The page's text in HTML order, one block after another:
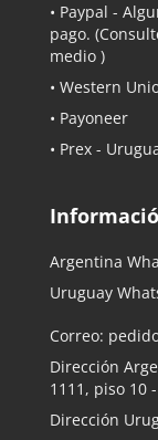
• Paypal -
pago.
medio )
• Western
• Payoneer
• Prex -
Argentina
Uruguay
Correo:
Dirección
1111, piso 10
Dirección